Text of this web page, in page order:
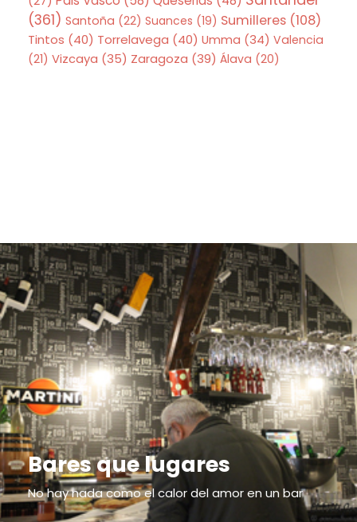
(361) Santoña (22) Suances (19) Sumilleres(108)
Tintos (40) Torrelavega (40) Umma (34) Valencia
(21) Vizcaya (35) Zaragoza (39) Álava (20)
Bares que lugares
No hay nada como el calor del amor en un bar